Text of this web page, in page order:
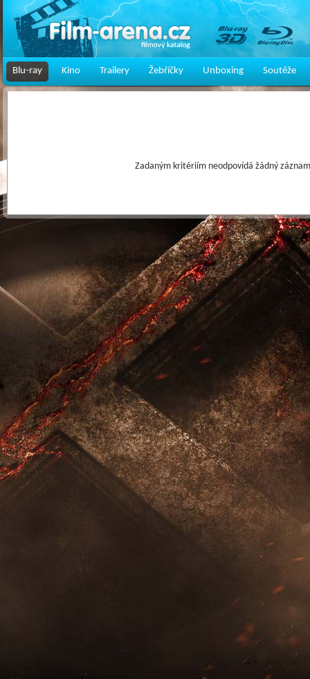
Blu-ray Kino Trailery Žebříčky Unboxing Soutěže
Zadaným kritériím neodpovídá žádný